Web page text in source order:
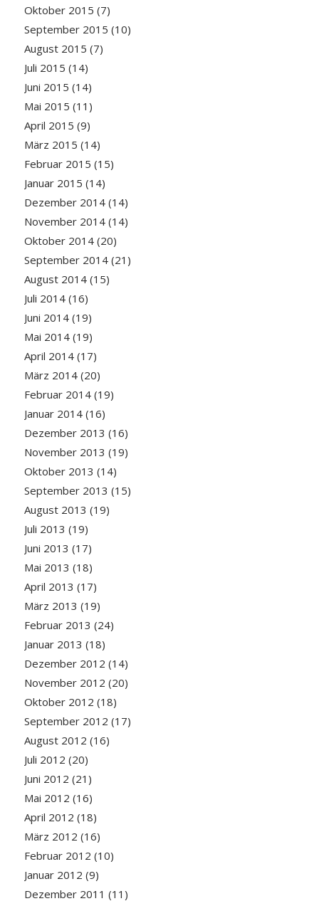
Oktober 2015 (7)
September 2015 (10)
August 2015 (7)
Juli 2015 (14)
Juni 2015 (14)
Mai 2015 (11)
April 2015 (9)
März 2015 (14)
Februar 2015 (15)
Januar 2015 (14)
Dezember 2014(14)
November 2014(14)
Oktober 2014(20)
September 2014(21)
August 2014(15)
Juli 2014(16)
Juni 2014(19)
Mai 2014(19)
April 2014(17)
März 2014(20)
Februar 2014(19)
Januar 2014(16)
Dezember 2013 (16)
November 2013 (19)
Oktober 2013 (14)
September 2013 (15)
August 2013 (19)
Juli 2013 (19)
Juni 2013 (17)
Mai 2013 (18)
April 2013 (17)
März 2013 (19)
Februar 2013 (24)
Januar 2013 (18)
Dezember 2012 (14)
November 2012 (20)
Oktober 2012 (18)
September 2012 (17)
August 2012 (16)
Juli 2012 (20)
Juni 2012 (21)
Mai 2012 (16)
April 2012 (18)
März 2012 (16)
Februar 2012 (10)
Januar 2012 (9)
Dezember 2011 (11)